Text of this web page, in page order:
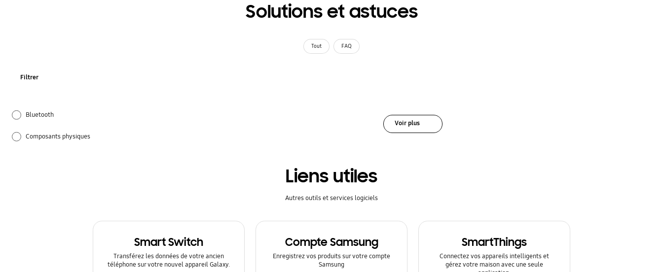
Solutions et astuces
Tout FAQ
Filtrer
Bluetooth
Composants physiques
Voir plus
Liens utiles
Autres outils et services logiciels
Smart Switch
Transférez les données de votre ancien
téléphone sur votre nouvel appareil Galaxy.
Compte Samsung
Enregistrez vos produits sur votre compte
Samsung
SmartThings
Connectez vos appareils intelligents et
gérez votre maison avec une seule